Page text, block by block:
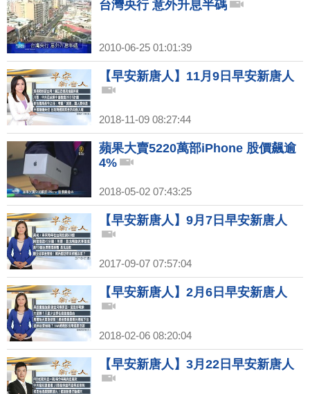
台灣央行 意外升息半碼
2010-06-25 01:01:39
【早安新唐人】11月9日早安新唐人
2018-11-09 08:27:44
蘋果大賣5220萬部iPhone 股價飆逾
4%
2018-05-02 07:43:25
【早安新唐人】9月7日早安新唐人
2017-09-07 07:57:04
【早安新唐人】2月6日早安新唐人
2018-02-06 08:20:04
【早安新唐人】3月22日早安新唐人